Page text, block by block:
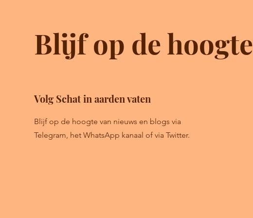
Blijf op de hoogte
Volg Schat in aarden vaten
Blijf op de hoogte van nieuws en blogs via
Telegram, het WhatsApp kanaal of via Twitter.